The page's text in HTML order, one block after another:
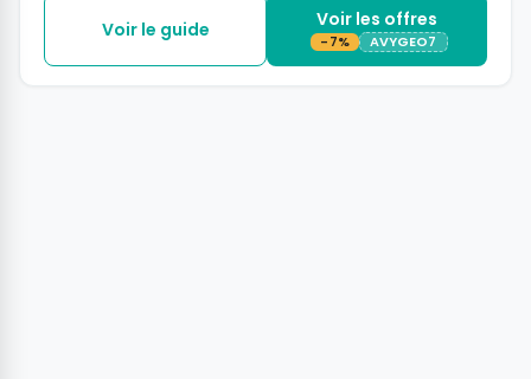
Voir le guide Voir les offres
-7% AVYGEO7